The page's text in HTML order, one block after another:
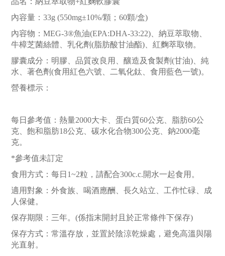
內容量：33g (550mg±10%/顆；60顆/盒)
內容物：MEG-3®魚油(EPA:DHA-33:22)、納豆萃取物、
牛樟芝菌絲體、乳化劑(脂肪酸甘油酯)、紅麴萃取物。
膠囊成分：明膠、品質改良用、釀造及食製劑(甘油)、純
水、著色劑(食用紅色六號、二氧化鈦、食用藍色一號)。
營養標示：
每日參考值：熱量2000大卡、蛋白質60公克、脂肪60公
克、飽和脂肪18公克、碳水化合物300公克、鈉2000毫
克。
*參考值未訂定
食用方式：每日1~2粒，請配合300c.c.開水一起食用。
適用對象：外食族、喝酒應酬、長久站立、工作忙碌、成
人保健。
保存期限：三年。(係指末開封且於正常條件下保存)
保存方式：常溫存放，並置於陰涼乾燥處，避免高溫與陽
光直射。